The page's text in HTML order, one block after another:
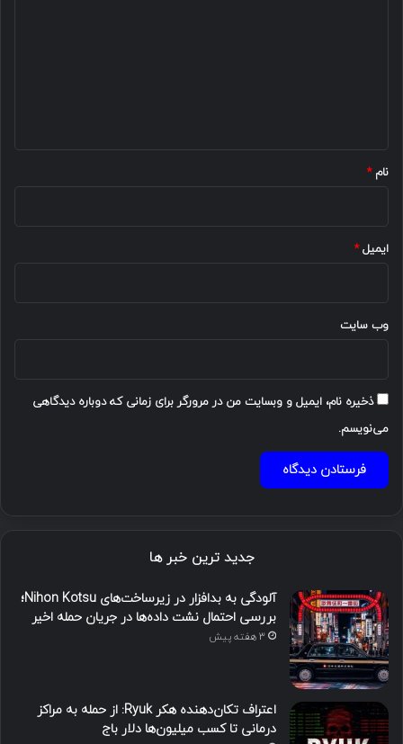
نام*
ایمیل*
وب‌ سایت
ذخیره نام، ایمیل و وبسایت من در مرورگر برای زمانی که دوباره دیدگاهی
می‌نویسم.
جدید ترین خبر ها
آلودگی به بدافزار در زیرساخت‌های Nihon Kotsu؛
بررسی احتمال نشت داده‌ها در جریان حمله اخیر
3 هفته پیش
اعتراف تکان‌دهنده هکر Ryuk: از حمله به مراکز
درمانی تا کسب میلیون‌ها دلار باج